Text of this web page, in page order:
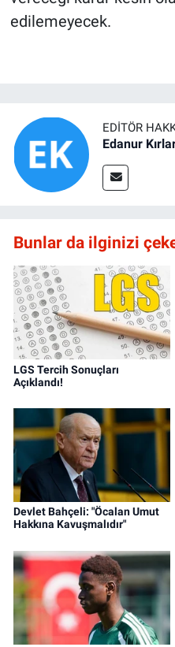
edilemeyecek.
EDITÖR
Edanur
Bunlar da ilginizi
LGS Tercih Sonuçları
Açıklandı!
Devlet Bahçeli: "Öcalan Umut
Hakkına Kavuşmalıdır"